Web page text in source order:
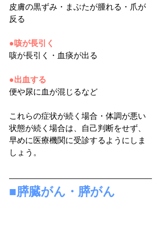
皮膚の黒ずみ・まぶたが腫れる・爪が
反る
●咳が長引く
咳が長引く・血痰が出る
●出血する
便や尿に血が混じるなど
これらの症状が続く場合・体調が悪い
状態が続く場合は、自己判断をせず、
早めに医療機関に受診するようにしま
しょう。
■膵臓がん・膵がん